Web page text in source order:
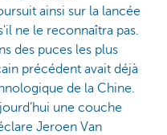
ainsi sur la lancée
ne le reconnaîtra pas.
des puces les plus
précédent avait déjà
de la Chine.
une couche
Jeroen Van